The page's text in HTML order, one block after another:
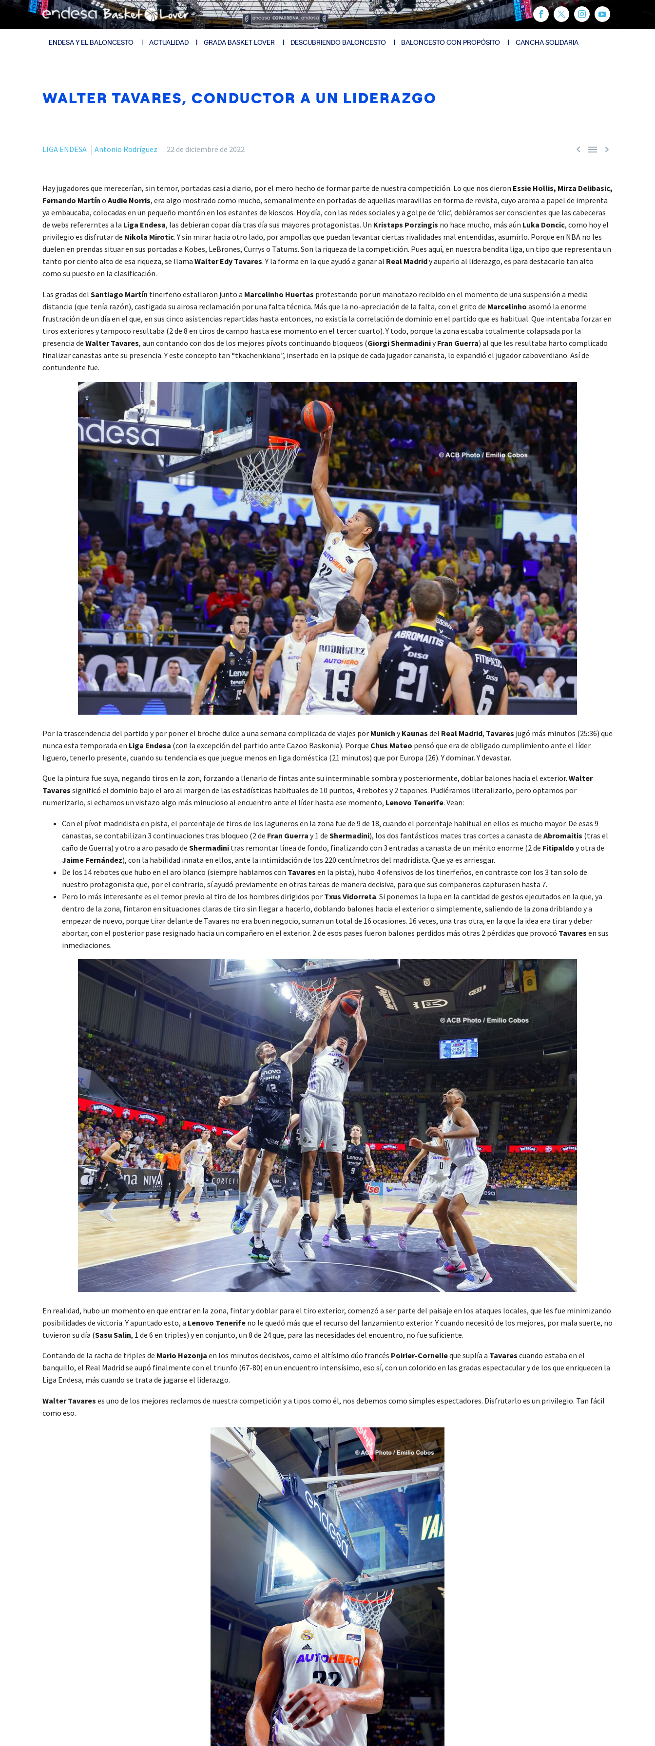
ENDESA Y EL BALONCESTO ACTUALIDAD GRADA BASKET LOVER DESCUBRIENDO BALONCESTO BALONCESTO CON PROPÓSITO CANCHA SOLIDARIA
WALTER TAVARES, CONDUCTOR A UN LIDERAZGO
  
LIGA ENDESA Antonio Rodríguez 22 de diciembre de 2022
Hay jugadores que merecerían, sin temor, portadas casi a diario, por el mero hecho de formar parte de nuestra competición. Lo que nos dieron Essie Hollis, Mirza Delibasic,
Fernando Martín o Audie Norris, era algo mostrado como mucho, semanalmente en portadas de aquellas maravillas en forma de revista, cuyo aroma a papel de imprenta
ya embaucaba, colocadas en un pequeño montón en los estantes de kioscos. Hoy día, con las redes sociales y a golpe de ‘clic’, debiéramos ser conscientes que las cabeceras
de webs refererntes a la Liga Endesa, las debieran copar día tras día sus mayores protagonistas. Un Kristaps Porzingis no hace mucho, más aún Luka Doncic, como hoy el
privilegio es disfrutar de Nikola Mirotic. Y sin mirar hacia otro lado, por ampollas que puedan levantar ciertas rivalidades mal entendidas, asumirlo. Porque en NBA no les
duelen en prendas situar en sus portadas a Kobes, LeBrones, Currys o Tatums. Son la riqueza de la competición. Pues aquí, en nuestra bendita liga, un tipo que representa un
tanto por ciento alto de esa riqueza, se llama Walter Edy Tavares. Y la forma en la que ayudó a ganar al Real Madridy auparlo al liderazgo, es para destacarlo tan alto
como su puesto en la clasificación.
Las gradas del Santiago Martín tinerfeño estallaron junto a Marcelinho Huertas protestando por un manotazo recibido en el momento de una suspensión a media
distancia (que tenía razón), castigada su airosa reclamación por una falta técnica. Más que la no-apreciación de la falta, con el grito de Marcelinho asomó la enorme
frustración de un día en el que, en sus cinco asistencias repartidas hasta entonces, no existía la correlación de dominio en el partido que es habitual. Que intentaba forzar en
tiros exteriores y tampoco resultaba (2 de 8 en tiros de campo hasta ese momento en el tercer cuarto). Y todo, porque la zona estaba totalmente colapsada por la
presencia de Walter Tavares, aun contando con dos de los mejores pívots continuando bloqueos (Giorgi ShermadiniyFran Guerra) al que les resultaba harto complicado
finalizar canastas ante su presencia. Y este concepto tan “tkachenkiano”, insertado en la psique de cada jugador canarista, lo expandió el jugador caboverdiano. Así de
contundente fue.
Por la trascendencia del partido y por poner el broche dulce a una semana complicada de viajes por Munich yKaunas del Real Madrid, Tavares jugó más minutos (25:36) que
nunca esta temporada en Liga Endesa (con la excepción del partido ante Cazoo Baskonia). Porque Chus Mateo pensó que era de obligado cumplimiento ante el líder
liguero, tenerlo presente, cuando su tendencia es que juegue menos en liga doméstica (21 minutos) que por Europa (26). Y dominar. Y devastar.
Que la pintura fue suya, negando tiros en la zon, forzando a llenarlo de fintas ante su interminable sombra y posteriormente, doblar balones hacia el exterior. Walter
Tavares significó el dominio bajo el aro al margen de las estadísticas habituales de 10 puntos, 4 rebotes y 2 tapones. Pudiéramos literalizarlo, pero optamos por
numerizarlo, si echamos un vistazo algo más minucioso al encuentro ante el líder hasta ese momento, Lenovo Tenerife. Vean:
Con el pívot madridista en pista, el porcentaje de tiros de los laguneros en la zona fue de 9 de 18, cuando el porcentaje habitual en ellos es mucho mayor. De esas 9
canastas, se contabilizan 3 continuaciones tras bloqueo (2 de Fran Guerra y 1 de Shermadini), los dos fantásticos mates tras cortes a canasta de Abromaitis (tras el
caño de Guerra) y otro a aro pasado de Shermadini tras remontar línea de fondo, finalizando con 3 entradas a canasta de un mérito enorme (2 de Fitipaldo y otra de
Jaime Fernández), con la habilidad innata en ellos, ante la intimidación de los 220 centímetros del madridista. Que ya es arriesgar.
De los 14 rebotes que hubo en el aro blanco (siempre hablamos con Tavares en la pista), hubo 4 ofensivos de los tinerfeños, en contraste con los 3 tan solo de
nuestro protagonista que, por el contrario, sí ayudó previamente en otras tareas de manera decisiva, para que sus compañeros capturasen hasta 7.
Pero lo más interesante es el temor previo al tiro de los hombres dirigidos por Txus Vidorreta. Si ponemos la lupa en la cantidad de gestos ejecutados en la que, ya
dentro de la zona, fintaron en situaciones claras de tiro sin llegar a hacerlo, doblando balones hacia el exterior o simplemente, saliendo de la zona driblando y a
empezar de nuevo, porque tirar delante de Tavares no era buen negocio, suman un total de 16 ocasiones. 16 veces, una tras otra, en la que la idea era tirar y deber
abortar, con el posterior pase resignado hacia un compañero en el exterior. 2 de esos pases fueron balones perdidos más otras 2 pérdidas que provocó Tavares en sus
inmediaciones.
En realidad, hubo un momento en que entrar en la zona, fintar y doblar para el tiro exterior, comenzó a ser parte del paisaje en los ataques locales, que les fue minimizando
posibilidades de victoria. Y apuntado esto, a Lenovo Tenerife no le quedó más que el recurso del lanzamiento exterior. Y cuando necesitó de los mejores, por mala suerte, no
tuvieron su día (Sasu Salin, 1 de 6 en triples) y en conjunto, un 8 de 24 que, para las necesidades del encuentro, no fue suficiente.
Contando de la racha de triples de Mario Hezonja en los minutos decisivos, como el altísimo dúo francés Poirier-Cornelieque suplía a Tavares cuando estaba en el
banquillo, el Real Madrid se aupó finalmente con el triunfo (67-80) en un encuentro intensísimo, eso sí, con un colorido en las gradas espectacular y de los que enriquecen la
Liga Endesa, más cuando se trata de jugarse el liderazgo.
Walter Tavares es uno de los mejores reclamos de nuestra competición y a tipos como él, nos debemos como simples espectadores. Disfrutarlo es un privilegio. Tan fácil
como eso.